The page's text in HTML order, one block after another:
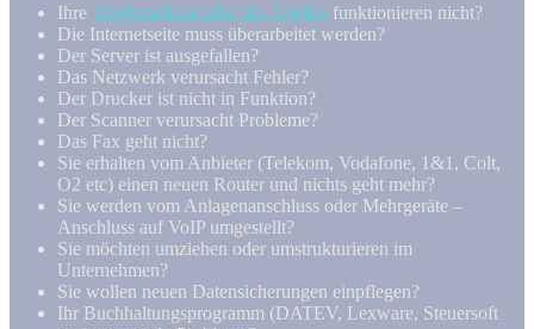
Ihre Telefonanlage oder das Telefon funktionieren nicht?
Die Internetseite muss überarbeitet werden?
Der Server ist ausgefallen?
Das Netzwerk verursacht Fehler?
Der Drucker ist nicht in Funktion?
Der Scanner verursacht Probleme?
Das Fax geht nicht?
Sie erhalten vom Anbieter (Telekom, Vodafone, 1&1, Colt,
O2 etc) einen neuen Router und nichts geht mehr?
Sie werden vom Anlagenanschluss oder Mehrgeräte –
Anschluss auf VoIP umgestellt?
Sie möchten umziehen oder umstrukturieren im
Unternehmen?
Sie wollen neuen Datensicherungen einpflegen?
Ihr Buchhaltungsprogramm (DATEV, Lexware, Steuersoft